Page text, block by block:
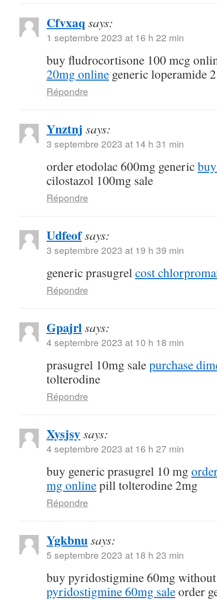
Cfvxaq says:
1 septembre 2023 at 16 h 22 min
buy fludrocortisone 100 mcg
20mg online generic loperamide
Répondre
Ynztnj says:
3 septembre 2023 at 14 h 31 min
order etodolac 600mg generic
cilostazol 100mg sale
Répondre
Udfeofsays:
3 septembre 2023 at 19 h 39 min
generic prasugrelcost
Répondre
Gpajrlsays:
4 septembre 2023 at 10 h 18 min
prasugrel 10mg salepurchase
tolterodine
Répondre
Xysjsysays:
4 septembre 2023 at 16 h 27 min
buy generic prasugrel 10 mg
mg onlinepill tolterodine 2mg
Répondre
Ygkbnusays:
5 septembre 2023 at 18 h 23 min
buy pyridostigmine 60mg
pyridostigmine 60mg saleorder